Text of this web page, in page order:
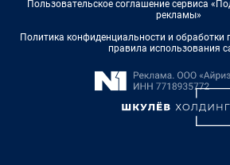
Пользовательское соглашение сервиса
рекламы»
Политика конфиденциальности и обработки
правила использования